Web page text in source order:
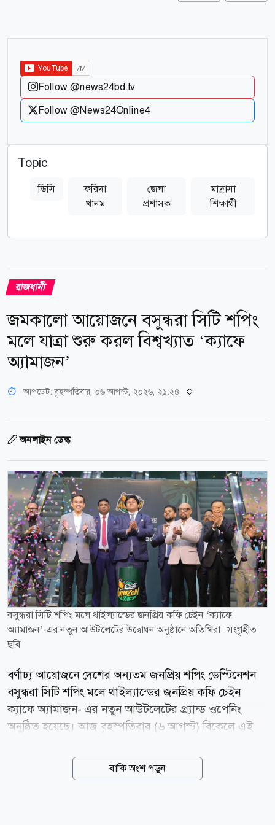
Follow @news24bd.tv
Follow @News24Online4
Topic
ডিসি
ফরিদা
খানম
জেলা
প্রশাসক
মাদ্রাসা
শিক্ষার্থী
রাজধানী
জমকালো আয়োজনে বসুন্ধরা সিটি শপিং
মলে যাত্রা শুরু করল বিশ্বখ্যাত ‘ক্যাফে
অ্যামাজন’
আপডেট: বৃহস্পতিবার, ০৬ আগস্ট, ২০২৬, ২১:২৪
অনলাইন ডেস্ক
বসুন্ধরা সিটি শপিং মলে থাইল্যান্ডের জনপ্রিয় কফি চেইন ‘ক্যাফে
অ্যামাজন’-এর নতুন আউটলেটের উদ্বোধন অনুষ্ঠানে অতিথিরা। সংগৃহীত
ছবি
বর্ণাঢ্য আয়োজনে দেশের অন্যতম জনপ্রিয় শপিং ডেস্টিনেশন
বসুন্ধরা সিটি শপিং মলে থাইল্যান্ডের জনপ্রিয় কফি চেইন
ক্যাফে অ্যামাজন- এর নতুন আউটলেটের গ্র্যান্ড ওপেনিং
অনুষ্ঠিত হয়েছে। আজ বৃহস্পতিবার (৬ আগস্ট) বিকেলে এই
উপস্থিত ছিলেন তানভীর বসুন্ধরা গ্রুপের (টিবিজি) ব্যবস্থাপনা
পরিচালক (এমডি) আহমেদ ইব্রাহিম সোবহান। তিনি তার
বাকি অংশ পড়ুন